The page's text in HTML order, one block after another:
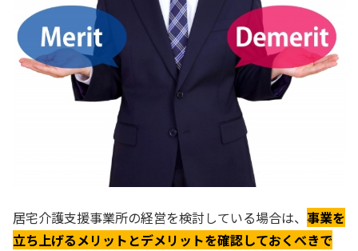
居宅介護支援事業所の経営を検討している場合は、 事業を
立ち上げるメリットとデメリットを確認しておくべきで